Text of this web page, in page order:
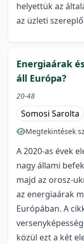
helyettük az
az üzleti
Energiaárak
áll Európa?
20-48
Somosi Sarolta
Megtekintések
A 2020-as évek
nagy állami
majd az orosz-
az energiaárak
Európában. A
közül ezt a két